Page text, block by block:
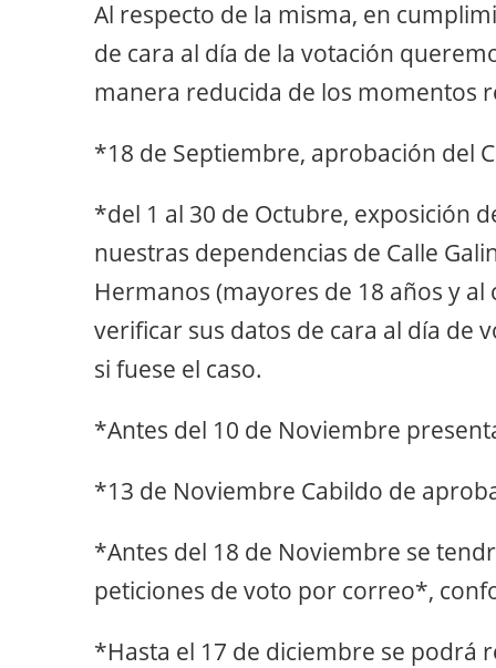
Al respecto de la misma, en
de cara al día de la votación
manera reducida de los momentos
*18 de Septiembre, aprobación del
*del 1 al 30 de Octubre, exposición
nuestras dependencias de Calle
Hermanos (mayores de 18 años y
verificar sus datos de cara al día de
si fuese el caso.
*Antes del 10 de Noviembre
*13 de Noviembre Cabildo de
*Antes del 18 de Noviembre se
peticiones de voto por correo*,
*Hasta el 17 de diciembre se podrá